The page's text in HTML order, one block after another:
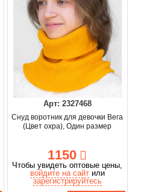
Арт: 2327468
Снуд воротник для девочки Вега
(Цвет охра), Один размер
1150
Чтобы увидеть оптовые цены,
войдите на сайтили
зарегистрируйтесь